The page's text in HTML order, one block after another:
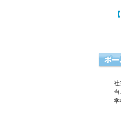
社
当
学